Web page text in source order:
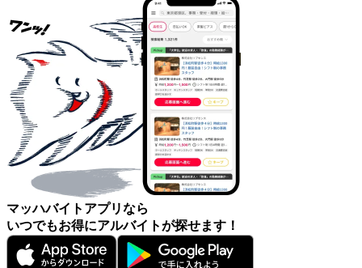
マッハバイトアプリなら
いつでもお得にアルバイトが探せます！